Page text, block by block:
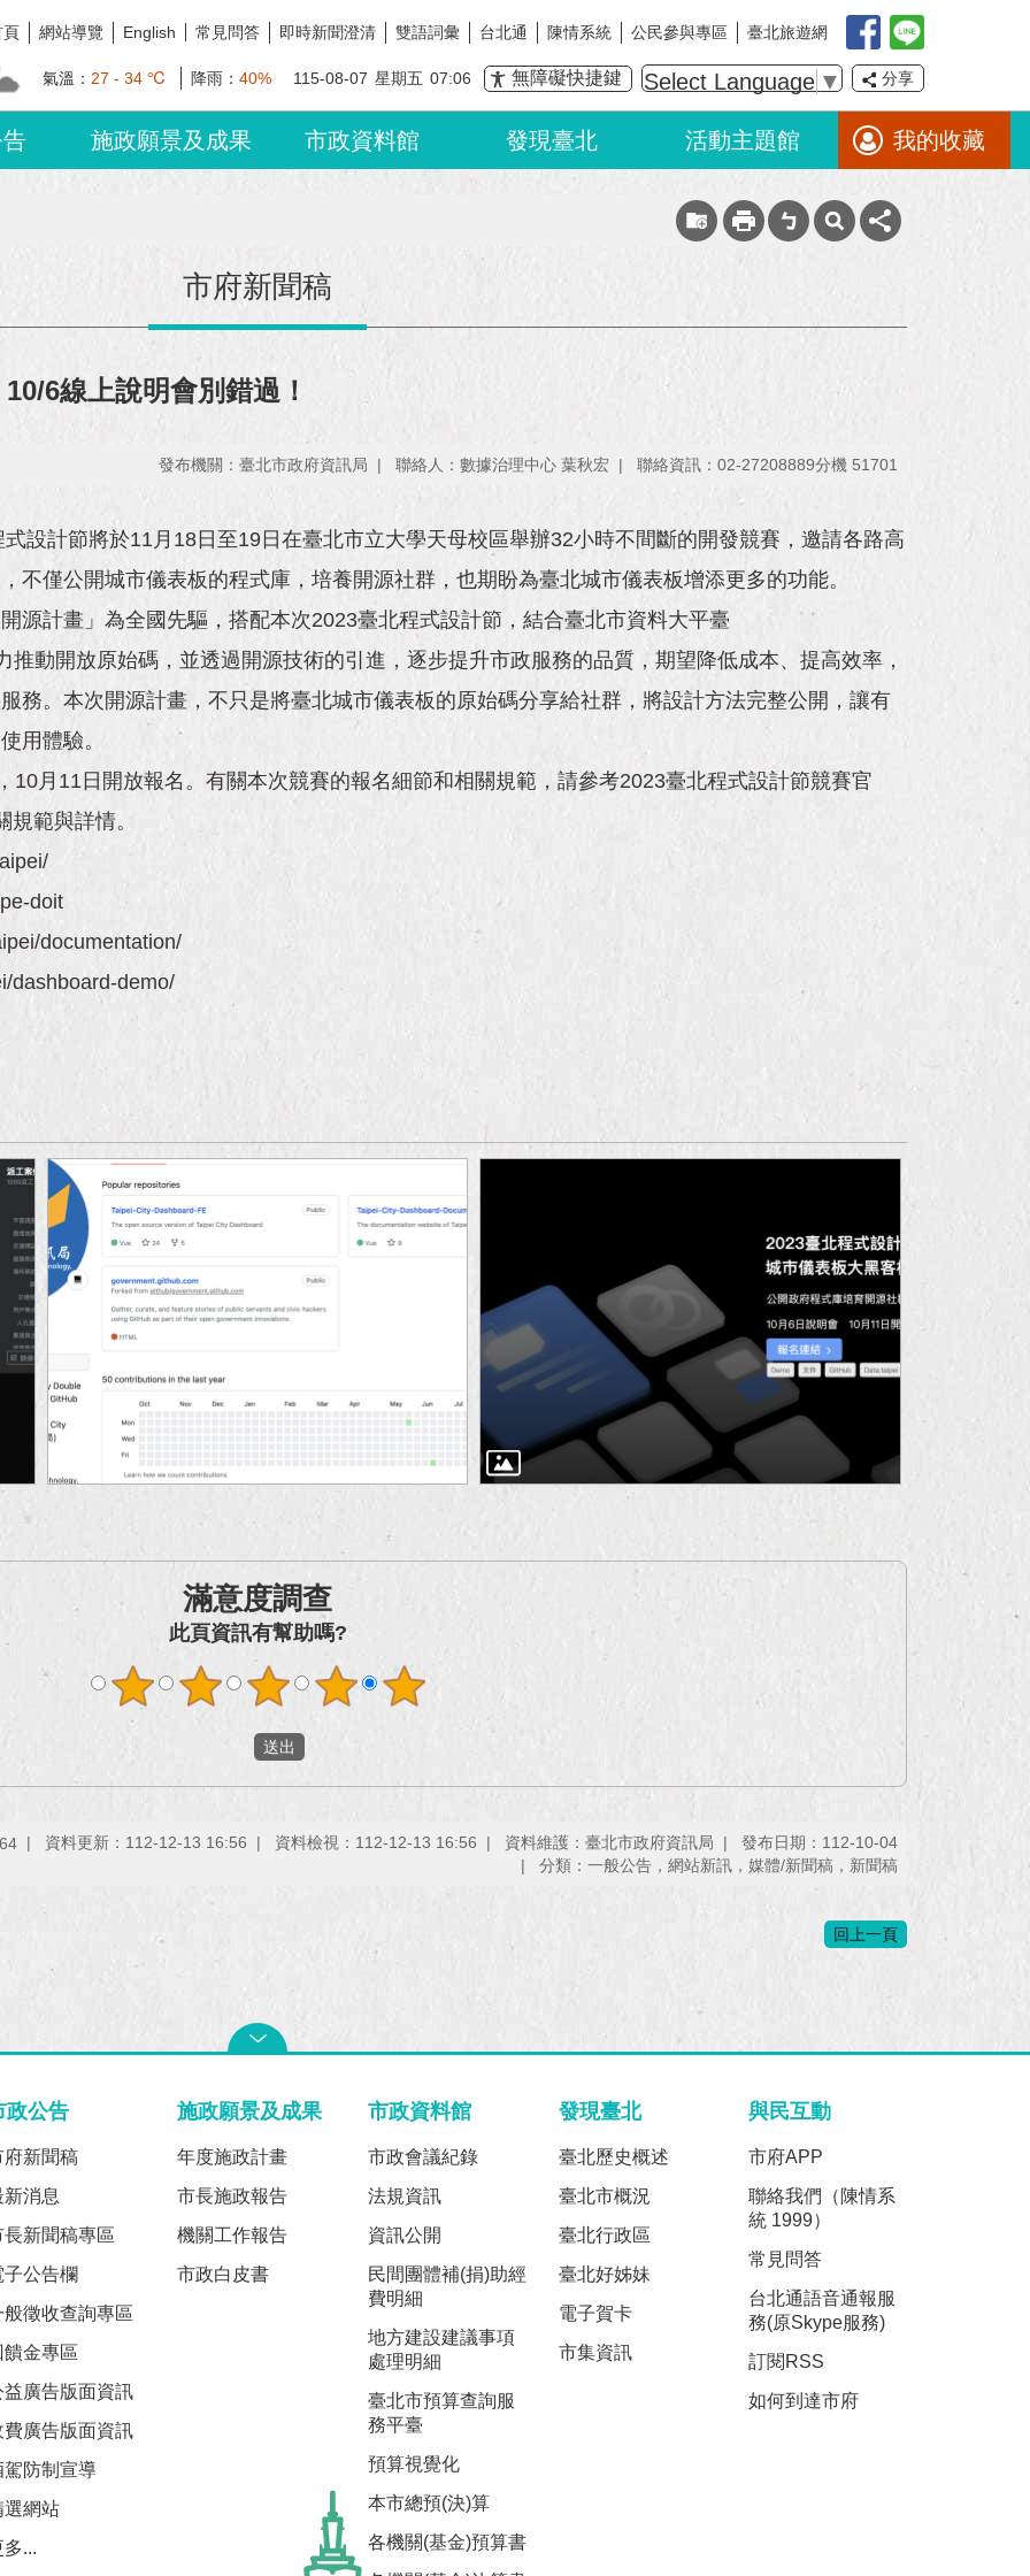
頁 網站導覽 English 常見問答 即時新聞澄清 雙語詞彙 台北通 陳情系統 公民參與專區 臺北旅遊網
氣溫： 27 - 34 ℃ 降雨： 40% 115-08-07 星期五 07:06 無障礙快捷鍵 Select Language ▼ 分享
施政願景及成果 市政資料館 發現臺北 活動主題館 我的收藏
市府新聞稿
6線上說明會別錯過！
發布機關：臺北市政府資訊局 聯絡人：數據治理中心 葉秋宏 聯絡資訊：02-27208889分機 51701
計節將於11月18日至19日在臺北市立大學天母校區舉辦32小時不間斷的開發競賽，邀請各路高
不僅公開城市儀表板的程式庫，培養開源社群，也期盼為臺北城市儀表板增添更多的功能。
計畫」為全國先驅，搭配本次2023臺北程式設計節，結合臺北市資料大平臺
動開放原始碼，並透過開源技術的引進，逐步提升市政服務的品質，期望降低成本、提高效率，
務。本次開源計畫，不只是將臺北城市儀表板的原始碼分享給社群，將設計方法完整公開，讓有
用體驗。
11日開放報名。有關本次競賽的報名細節和相關規範，請參考2023臺北程式設計節競賽官
範與詳情。
doit
documentation/
dashboard-demo/
滿意度調查
此頁資訊有幫助嗎?
資料更新：112-12-13 16:56 資料檢視：112-12-13 16:56 資料維護：臺北市政府資訊局
發布日期：112-10-04
分類：一般公告，網站新訊，媒體/新聞稿，新聞稿
回上一頁
政公告
府新聞稿
新消息
長新聞稿專區
子公告欄
般徵收查詢專區
饋金專區
益廣告版面資訊
費廣告版面資訊
駕防制宣導
選網站
多...
施政願景及成果
年度施政計畫
市長施政報告
機關工作報告
市政白皮書
市政資料館
市政會議紀錄
法規資訊
資訊公開
民間團體補(捐)助經
費明細
地方建設建議事項
處理明細
臺北市預算查詢服
務平臺
預算視覺化
本市總預(決)算
各機關(基金)預算書
發現臺北
臺北歷史概述
臺北市概況
臺北行政區
臺北好姊妹
電子賀卡
市集資訊
與民互動
市府APP
聯絡我們（陳情系
統 1999）
常見問答
台北通語音通報服
務(原Skype服務)
訂閱RSS
如何到達市府